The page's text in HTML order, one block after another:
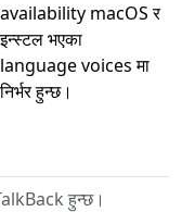
availability macOS र
इन्स्टल भएका
language voices मा
निर्भर हुन्छ।
हुन्छ।